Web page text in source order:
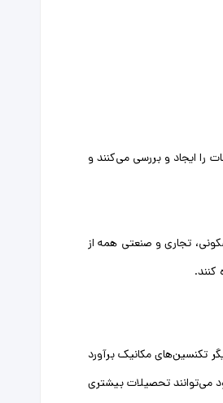
را ایجاد و بررسی می‌کنند و
تجاری و صنعتی همه از
کنند.
تکنسین‌های مکانیک برآورد
می‌توانند تحصیلات بیشتری